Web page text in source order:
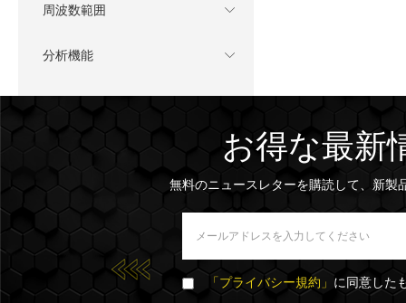
周波数範囲
分析機能
お得な最新
無料のニュースレターを購読して、新製
「プライバシー規約」 に同意した